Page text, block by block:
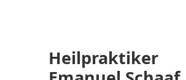
Heilpraktiker